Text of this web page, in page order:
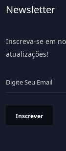
Newsletter
Inscreva-se em
atualizações!
Inscrever